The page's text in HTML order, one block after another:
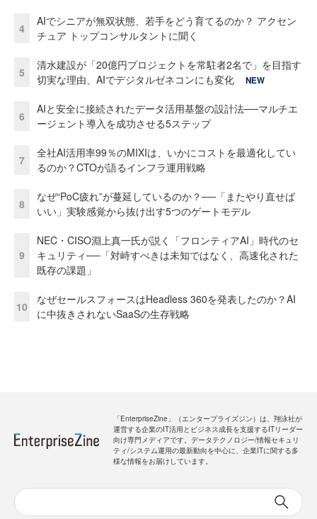
4
AIでシニアが無双状態、若手をどう育てるのか？ アクセン
チュア トップコンサルタントに聞く
5
清水建設が「20億円プロジェクトを常駐者2名で」を目指す
切実な理由、AIでデジタルゼネコンにも変化
NEW
6
AIと安全に接続されたデータ活用基盤の設計法──マルチエ
ージェント導入を成功させる5ステップ
7
全社AI活用率99％のMIXIは、いかにコストを最適化してい
るのか？CTOが語るインフラ運用戦略
8
なぜ“PoC疲れ”が蔓延しているのか？──「またやり直せば
いい」実験感覚から抜け出す5つのゲートモデル
9
NEC・CISO淵上真一氏が説く「フロンティアAI」時代のセ
キュリティ──「対峙すべきは未知ではなく、高速化された
既存の課題」
10
なぜセールスフォースはHeadless 360を発表したのか？AI
に中抜きされないSaaSの生存戦略
「EnterpriseZine」（エンタープライズジン）は、翔泳社が
運営する企業のIT活用とビジネス成長を支援するITリーダー
向け専門メディアです。データテクノロジー/情報セキュリ
ティ/システム運用の最新動向を中心に、企業ITに関する多
様な情報をお届けしています。